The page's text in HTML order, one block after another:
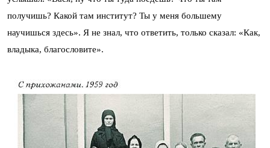
получишь? Какой там институт? Ты у меня большему
научишься здесь». Я не знал, что ответить, только сказал: «Как,
владыка, благословите».